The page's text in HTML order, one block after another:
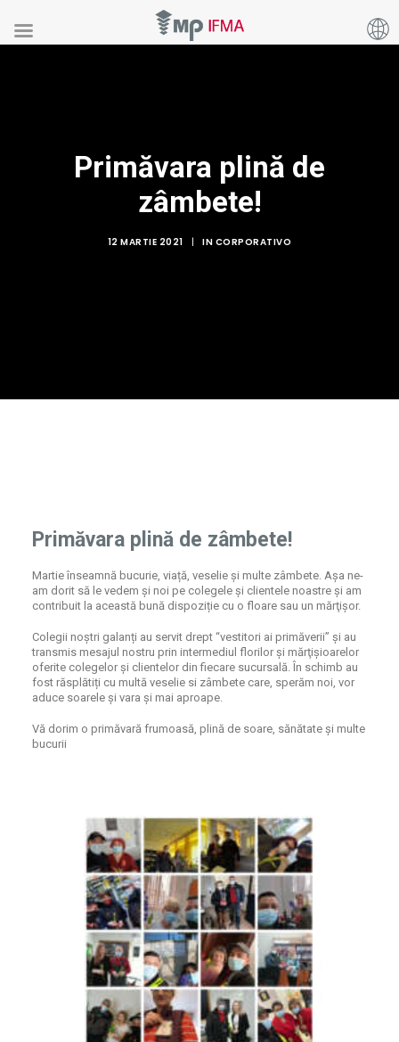
Primăvara plină de
zâmbete!
12 MARTIE 2021 | IN CORPORATIVO
Primăvara plină de zâmbete!
Martie înseamnă bucurie, viață, veselie și multe zâmbete. Așa ne-
am dorit să le vedem și noi pe colegele şi clientele noastre și am
contribuit la această bună dispoziție cu o floare sau un mărţişor.
Colegii noștri galanți au servit drept “vestitori ai primăverii” și au
transmis mesajul nostru prin intermediul florilor şi mărţişioarelor
oferite colegelor şi clientelor din fiecare sucursală. În schimb au
fost răsplătiți cu multă veselie si zâmbete care, sperăm noi, vor
aduce soarele și vara și mai aproape.
Vă dorim o primăvară frumoasă, plină de soare, sănătate și multe
bucurii